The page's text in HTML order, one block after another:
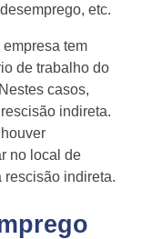
etc.
tem
de trabalho do
casos,
indireta.
no local de
rescisão indireta.